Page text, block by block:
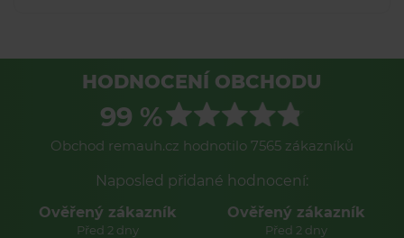
HODNOCENÍ OBCHODU
99 %
Obchod remauh.cz hodnotilo 7565 zákazníků
Naposled přidané hodnocení:
Ověřený zákazník
Před 2 dny
Ověřený zákazník
Před 2 dny